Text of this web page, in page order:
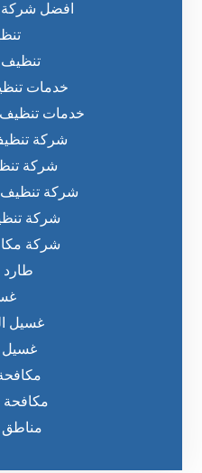
افضل
تنظيف
خدمات
خدمات تنظيف
شركة تنظيف 24
شركة
شركة تنظيف
شركة
شركة
طارد
غسيل
غسيل
مناطق